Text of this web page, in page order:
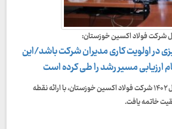
فولاد اکسین خوزستان:
در اولویت کاری مدیران شرکت باشد/این
ارزیابی مسیر رشد را طی كرده است
جلسه اختتامیه ممیزی سال ۱۴۰۲ شرکت فولاد اکسین خوزستان، با ارائه نقطه
خاتمه یافت.